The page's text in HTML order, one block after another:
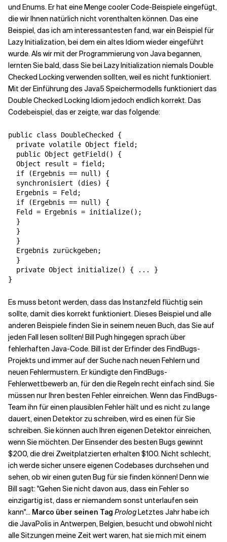
und Enums. Er hat eine Menge cooler Code-Beispiele eingefügt,
die wir Ihnen natürlich nicht vorenthalten können. Das eine
Beispiel, das ich am interessantesten fand, war ein Beispiel für
Lazy Initialization, bei dem ein altes Idiom wieder eingeführt
wurde. Als wir mit der Programmierung von Java begannen,
lernten Sie bald, dass Sie bei Lazy Initialization niemals Double
Checked Locking verwenden sollten, weil es nicht funktioniert.
Mit der Einführung des Java5 Speichermodells funktioniert das
Double Checked Locking Idiom jedoch endlich korrekt. Das
Codebeispiel, das er zeigte, war das folgende:
public class DoubleChecked {
  private volatile Object field;
  public Object getField() {
  Object result = field;
  if (Ergebnis == null) {
  synchronisiert (dies) {
  Ergebnis = Feld;
  if (Ergebnis == null) {
  Feld = Ergebnis = initialize();
  }
  }
  }
  Ergebnis zurückgeben;
  }
  private Object initialize() { ... }
Es muss betont werden, dass das Instanzfeld flüchtig sein
sollte, damit dies korrekt funktioniert. Dieses Beispiel und alle
anderen Beispiele finden Sie in seinem neuen Buch, das Sie auf
jeden Fall lesen sollten! Bill Pugh hingegen sprach über
fehlerhaften Java-Code. Bill ist der Erfinder des FindBugs-
Projekts und immer auf der Suche nach neuen Fehlern und
neuen Fehlermustern. Er kündigte den FindBugs-
Fehlerwettbewerb an, für den die Regeln recht einfach sind. Sie
müssen nur Ihren besten Fehler einreichen. Wenn das FindBugs-
Team ihn für einen plausiblen Fehler hält und es nicht zu lange
dauert, einen Detektor zu schreiben, wird es einen für Sie
schreiben. Sie können auch Ihren eigenen Detektor einreichen,
wenn Sie möchten. Der Einsender des besten Bugs gewinnt
$200, die drei Zweitplatzierten erhalten $100. Nicht schlecht,
ich werde sicher unsere eigenen Codebases durchsehen und
sehen, ob wir einen guten Bug für sie finden können! Denn wie
Bill sagt: "Gehen Sie nicht davon aus, dass ein Fehler so
einzigartig ist, dass er niemandem sonst unterlaufen sein
kann"... Marco über seinen Tag PrologLetztes Jahr habe ich
die JavaPolis in Antwerpen, Belgien, besucht und obwohl nicht
alle Sitzungen meine Zeit wert waren, hat sie mich mit einem